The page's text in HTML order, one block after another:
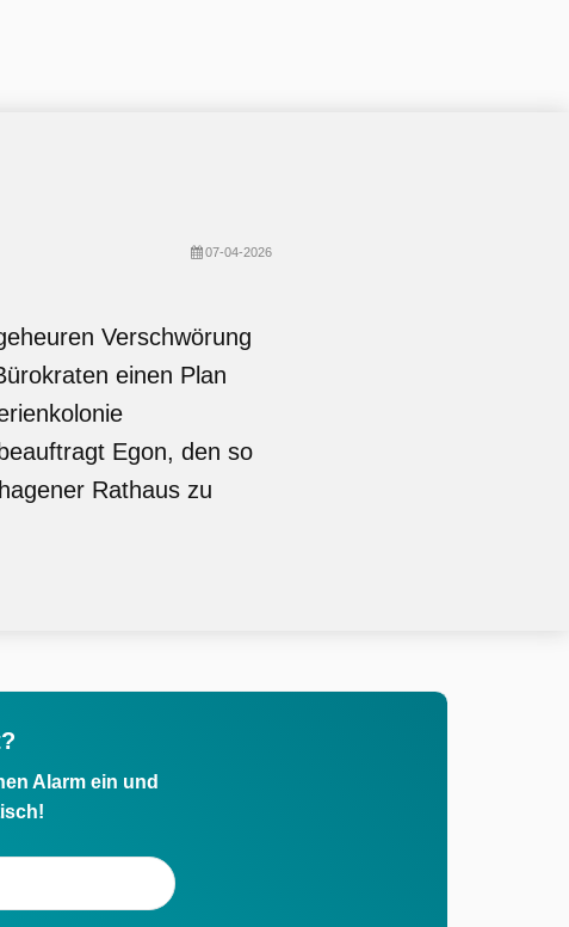
07-04-2026
Verschwörung
einen Plan
Egon, den so
Rathaus zu
Alarm ein und